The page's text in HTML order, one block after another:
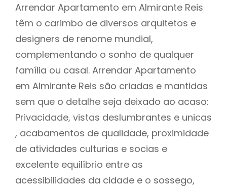
Arrendar Apartamento em Almirante Reis
têm o carimbo de diversos arquitetos e
designers de renome mundial,
complementando o sonho de qualquer
família ou casal. Arrendar Apartamento
em Almirante Reis são criadas e mantidas
sem que o detalhe seja deixado ao acaso:
Privacidade, vistas deslumbrantes e unicas
, acabamentos de qualidade, proximidade
de atividades culturias e socias e
excelente equilíbrio entre as
acessibilidades da cidade e o sossego,